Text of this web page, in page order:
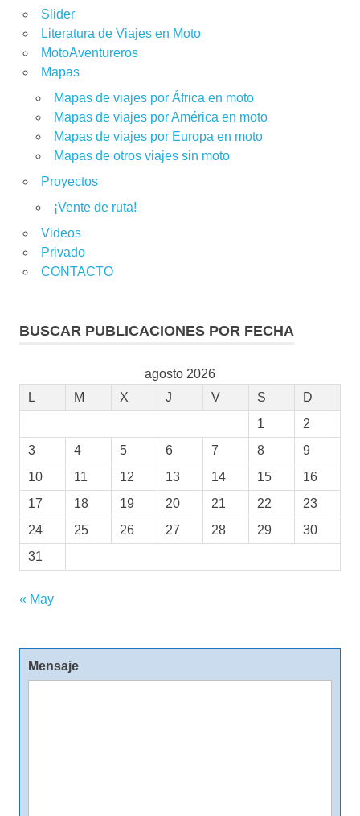
Slider
Literatura de Viajes en Moto
MotoAventureros
Mapas
Mapas de viajes por África en moto
Mapas de viajes por América en moto
Mapas de viajes por Europa en moto
Mapas de otros viajes sin moto
Proyectos
¡Vente de ruta!
Videos
Privado
CONTACTO
BUSCAR PUBLICACIONES POR FECHA
agosto 2026
L
M X J V S
D
1
2
3
4 5 6 7 8
9
10
11 12 13 14 15
16
17
18 19 20 21 22
23
24
25 26 27 28 29
30
31
« May
Mensaje